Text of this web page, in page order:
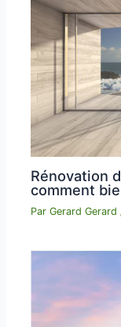
Rénovation
comment
ParGerard Gerard